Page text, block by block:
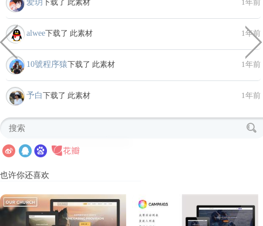
爱玥下载了 此素材 1年前
alwee下载了 此素材 1年前
10號程序猿下载了 此素材 1年前
予白下载了 此素材 1年前
也许你还喜欢